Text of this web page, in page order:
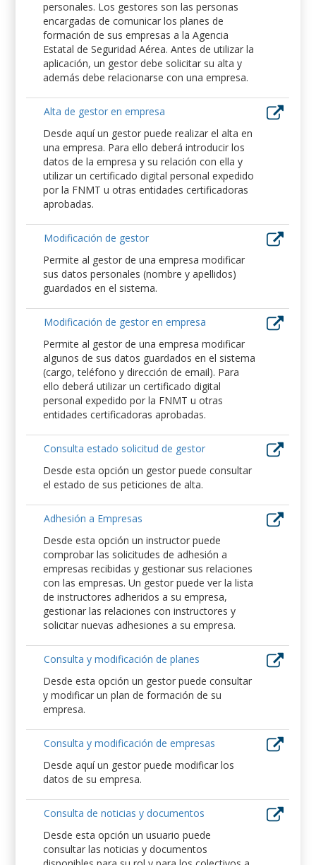
personales. Los gestores son las personas
encargadas de comunicar los planes de
formación de sus empresas a la Agencia
Estatal de Seguridad Aérea. Antes de utilizar la
aplicación, un gestor debe solicitar su alta y
además debe relacionarse con una empresa.
Alta de gestor en empresa
Desde aquí un gestor puede realizar el alta en
una empresa. Para ello deberá introducir los
datos de la empresa y su relación con ella y
utilizar un certificado digital personal expedido
por la FNMT u otras entidades certificadoras
aprobadas.
Modificación de gestor
Permite al gestor de una empresa modificar
sus datos personales (nombre y apellidos)
guardados en el sistema.
Modificación de gestor en empresa
Permite al gestor de una empresa modificar
algunos de sus datos guardados en el sistema
(cargo, teléfono y dirección de email). Para
ello deberá utilizar un certificado digital
personal expedido por la FNMT u otras
entidades certificadoras aprobadas.
Consulta estado solicitud de gestor
Desde esta opción un gestor puede consultar
el estado de sus peticiones de alta.
Adhesión a Empresas
Desde esta opción un instructor puede
comprobar las solicitudes de adhesión a
empresas recibidas y gestionar sus relaciones
con las empresas. Un gestor puede ver la lista
de instructores adheridos a su empresa,
gestionar las relaciones con instructores y
solicitar nuevas adhesiones a su empresa.
Consulta y modificación de planes
Desde esta opción un gestor puede consultar
y modificar un plan de formación de su
empresa.
Consulta y modificación de empresas
Desde aquí un gestor puede modificar los
datos de su empresa.
Consulta de noticias y documentos
Desde esta opción un usuario puede
consultar las noticias y documentos